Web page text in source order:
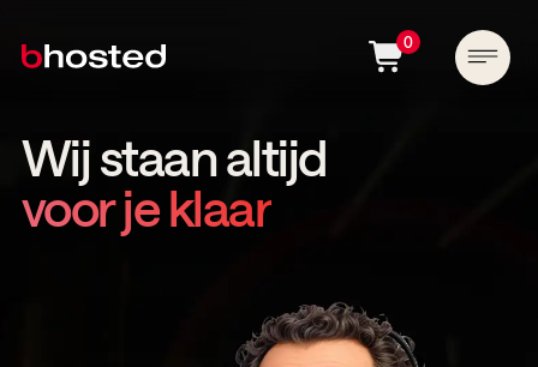
0
Wij staan altijd
voor je klaar